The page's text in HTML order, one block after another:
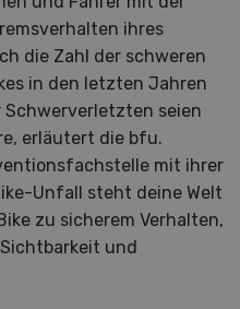
ihres
die Zahl der schweren
in den letzten Jahren
seien
erläutert die bfu.
mit ihrer
Unfall steht deine Welt
zu sicherem Verhalten,
und